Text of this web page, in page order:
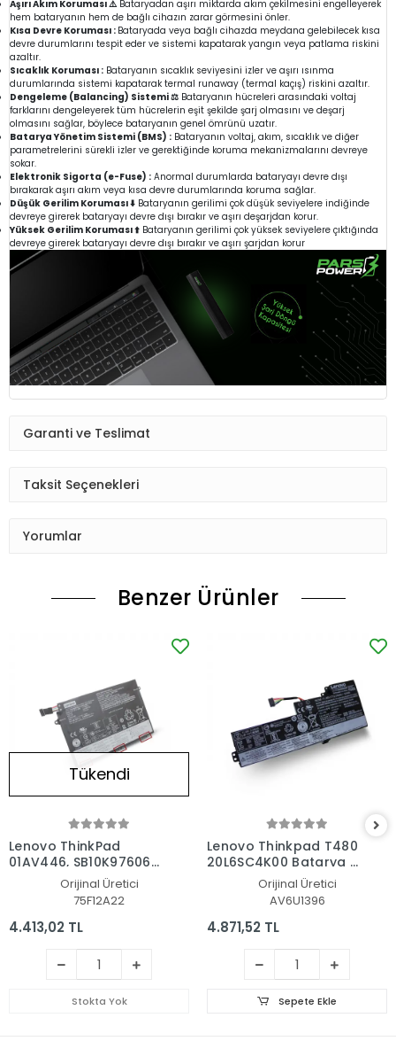
Aşırı Akım Koruması ⚠️Bataryadan aşırı miktarda akım çekilmesini engelleyerek
hem bataryanın hem de bağlı cihazın zarar görmesini önler.
Kısa Devre Koruması : Bataryada veya bağlı cihazda meydana gelebilecek kısa
devre durumlarını tespit eder ve sistemi kapatarak yangın veya patlama riskini
azaltır.
Sıcaklık Koruması : Bataryanın sıcaklık seviyesini izler ve aşırı ısınma
durumlarında sistemi kapatarak termal runaway (termal kaçış) riskini azaltır.
Dengeleme (Balancing) Sistemi ⚖️ Bataryanın hücreleri arasındaki voltaj
farklarını dengeleyerek tüm hücrelerin eşit şekilde şarj olmasını ve deşarj
olmasını sağlar, böylece bataryanın genel ömrünü uzatır.
Batarya Yönetim Sistemi (BMS) : Bataryanın voltaj, akım, sıcaklık ve diğer
parametrelerini sürekli izler ve gerektiğinde koruma mekanizmalarını devreye
sokar.
Elektronik Sigorta (e-Fuse) : Anormal durumlarda bataryayı devre dışı
bırakarak aşırı akım veya kısa devre durumlarında koruma sağlar.
Düşük Gerilim Koruması ⬇️ Bataryanın gerilimi çok düşük seviyelere indiğinde
devreye girerek bataryayı devre dışı bırakır ve aşırı deşarjdan korur.
Yüksek Gerilim Koruması ⬆️ Bataryanın gerilimi çok yüksek seviyelere çıktığında
devreye girerek bataryayı devre dışı bırakır ve aşırı şarjdan korur
Garanti ve Teslimat
Taksit Seçenekleri
Yorumlar
Benzer Ürünler
Tükendi
Lenovo ThinkPad
01AV446, SB10K97606
Batarya - PilOrijinal Üretici
75F12A22
4.413,02 TL
Stokta Yok
Lenovo Thinkpad T480
20L6SC4K00 Batarya -
Orijinal Üretici
AV6U1396
4.871,52 TL
Sepete Ekle